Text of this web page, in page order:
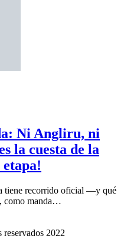
Ni Angliru, ni
la cuesta de la
tiene recorrido oficial —y qué
como manda…
2022